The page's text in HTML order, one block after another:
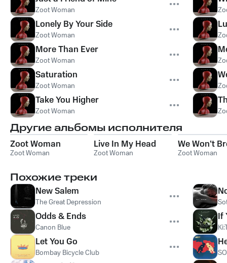
Zoot Woman
Lonely By Your Side
Zoot Woman
More Than Ever
Zoot Woman
Saturation
Zoot Woman
Take You Higher
Zoot Woman
Другие альбомы исполнителя
Zoot Woman
Zoot Woman
Live In My Head
Zoot Woman
We Won't
Zoot Woman
Похожие треки
New Salem
The Great Depression
Odds & Ends
Canon Blue
Let You Go
Bombay Bicycle Club
If